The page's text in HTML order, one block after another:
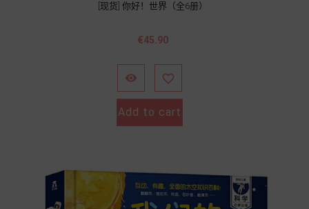
[现货] 你好！世界（全6册）
Price
€45.90
 
Add to cart